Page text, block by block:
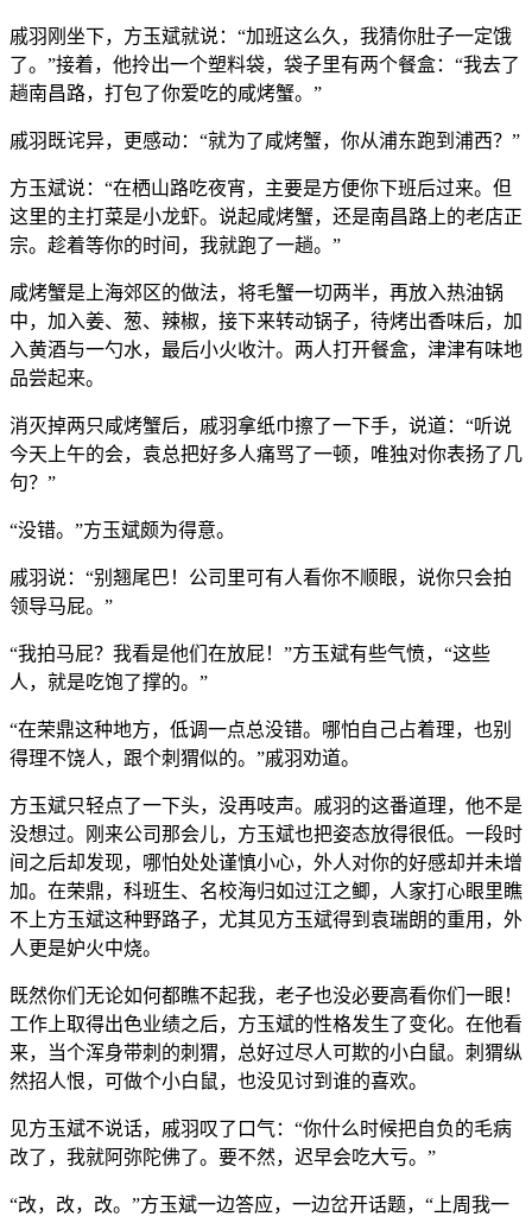
戚羽刚坐下，方玉斌就说：“加班这么久，我猜你肚子一定饿
了。”接着，他拎出一个塑料袋，袋子里有两个餐盒：“我去了
趟南昌路，打包了你爱吃的咸烤蟹。”
戚羽既诧异，更感动：“就为了咸烤蟹，你从浦东跑到浦西？”
方玉斌说：“在栖山路吃夜宵，主要是方便你下班后过来。但
这里的主打菜是小龙虾。说起咸烤蟹，还是南昌路上的老店正
宗。趁着等你的时间，我就跑了一趟。”
咸烤蟹是上海郊区的做法，将毛蟹一切两半，再放入热油锅
中，加入姜、葱、辣椒，接下来转动锅子，待烤出香味后，加
入黄酒与一勺水，最后小火收汁。两人打开餐盒，津津有味地
品尝起来。
消灭掉两只咸烤蟹后，戚羽拿纸巾擦了一下手，说道：“听说
今天上午的会，袁总把好多人痛骂了一顿，唯独对你表扬了几
句？”
“没错。”方玉斌颇为得意。
戚羽说：“别翘尾巴！公司里可有人看你不顺眼，说你只会拍
领导马屁。”
“我拍马屁？我看是他们在放屁！”方玉斌有些气愤，“这些
人，就是吃饱了撑的。”
“在荣鼎这种地方，低调一点总没错。哪怕自己占着理，也别
得理不饶人，跟个刺猬似的。”戚羽劝道。
方玉斌只轻点了一下头，没再吱声。戚羽的这番道理，他不是
没想过。刚来公司那会儿，方玉斌也把姿态放得很低。一段时
间之后却发现，哪怕处处谨慎小心，外人对你的好感却并未增
加。在荣鼎，科班生、名校海归如过江之鲫，人家打心眼里瞧
不上方玉斌这种野路子，尤其见方玉斌得到袁瑞朗的重用，外
人更是妒火中烧。
既然你们无论如何都瞧不起我，老子也没必要高看你们一眼！
工作上取得出色业绩之后，方玉斌的性格发生了变化。在他看
来，当个浑身带刺的刺猬，总好过尽人可欺的小白鼠。刺猬纵
然招人恨，可做个小白鼠，也没见讨到谁的喜欢。
见方玉斌不说话，戚羽叹了口气：“你什么时候把自负的毛病
改了，我就阿弥陀佛了。要不然，迟早会吃大亏。”
“改，改，改。”方玉斌一边答应，一边岔开话题，“上周我一